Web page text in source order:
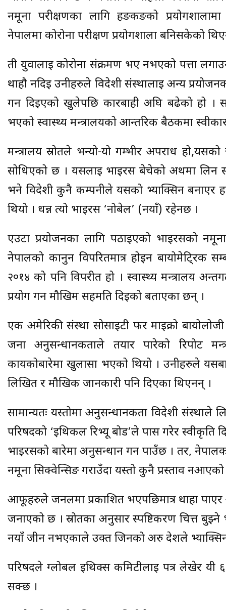
नमूना परीक्षणका लागि हङकङको
नेपालमा कोरोना परीक्षण प्रयोगशाला बनिसकेको
ती युवालाई कोरोना संक्रमण भए नभएको पत्ता
थाहौ नदिई उनीहरुले विदेशी संस्थालाई अन्य
गर्न दिइएको खुलेपछि कारबाही अघि बढेको हो
भएको स्वास्थ्य मन्त्रालयको आन्तरिक बैठकमा
मन्त्रालय स्रोतले भन्यो-यो गम्भीर अपराध
सोधिएको छ । यसलाई भाइरस बेचेको अर्थमा लिन
भने विदेशी कुनै कम्पनीले यसको भ्याक्सिन बनाएर
थियो । धन्न त्यो भाइरस ‘नोबेल’ (नयाँ) रहेनछ ।
एउटा प्रयोजनका लागि पठाइएको भाइरसको
नेपालको कानुन विपरितमात्र होइन बायोमेटि्रक
२०१४ को पनि विपरीत हो । स्वास्थ्य मन्त्रालय
प्रयोग गर्न मौखिम सहमति दिइको बताएका छन् ।
एक अमेरिकी संस्था सोसाइटी फर माइक्रो
जना अनुसन्धानकर्ताले तयार पारेको रिपोर्ट
कार्यकोबारेमा खुलासा भएको थियो । उनीहरुले
लिखित र मौखिक जानकारी पनि दिएका थिएनन् ।
सामान्यतः यस्तोमा अनुसन्धानकर्ता विदेशी संस्थाले
परिषदको ‘इथिकल रिभ्यू बोर्ड’ले पास गरेर स्वीकृति
भाइरसको बारेमा अनुसन्धान गर्न पाउँछ । तर,
नमूना सिक्वेन्सिङ गराउँदा यस्तो कुनै प्रस्ताव
आफूहरुले जर्नलमा प्रकाशित भएपछिमात्र थाहा
जनाएको छ । स्रोतका अनुसार स्पष्टिकरण चित्त
नयाँ जीन नभएकाले उक्त जिनको अरु देशले
परिषदले ग्लोबल इथिक्स कमिटीलाई पत्र लेखेर यी
सक्छ ।